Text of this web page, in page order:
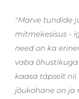
"Marve tundide
mitmekesisus -
need on ka
vaba
kaasa täpselt
jõukohane on ja